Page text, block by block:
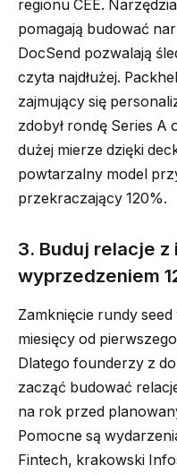
regionu CEE.
pomagają budować
DocSend pozwalają
czyta najdłużej.
zajmujący się
zdobył rondę Series A
dużej mierze dzięki
powtarzalny model
przekraczający 120%.
3. Buduj relacje
wyprzedzeniem
Zamknięcie rundy
miesięcy od
Dlatego founderzy z
zacząć budować
na rok przed
Pomocne są
Fintech, krakowski